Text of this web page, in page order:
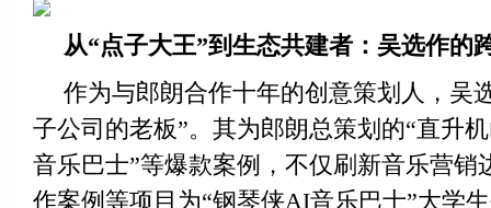
从“点子大王”到生态共建者：吴选作的
作为与郎朗合作十年的创意策划人，吴
子公司的老板”。其为郎朗总策划的“直升
音乐巴士”等爆款案例，不仅刷新音乐营销
作案例等项目为“钢琴侠AI音乐巴士”大学